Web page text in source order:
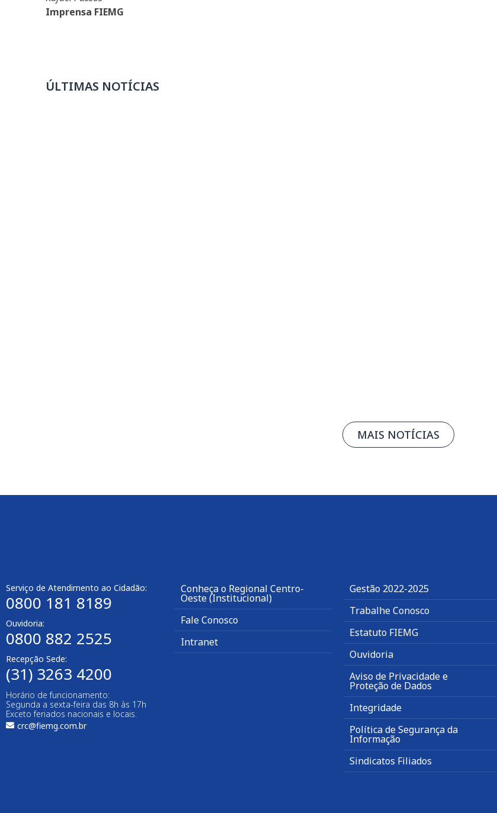
Imprensa FIEMG
ÚLTIMAS NOTÍCIAS
MAIS NOTÍCIAS
Serviço de Atendimento ao Cidadão:
0800 181 8189
Ouvidoria:
0800 882 2525
Recepção Sede:
(31) 3263 4200
Horário de funcionamento:
Segunda a sexta-feira das 8h às 17h
Exceto feriados nacionais e locais.
crc@fiemg.com.br
Conheça o Regional Centro-
Oeste (Institucional)
Fale Conosco
Intranet
Gestão 2022-2025
Trabalhe Conosco
Estatuto FIEMG
Ouvidoria
Aviso de Privacidade e
Proteção de Dados
Integridade
Política de Segurança da
Informação
Sindicatos Filiados